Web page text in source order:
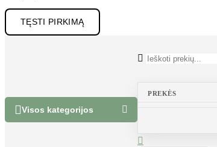
TĘSTI PIRKIMĄ
Visos kategorijos 

PREKĖS
